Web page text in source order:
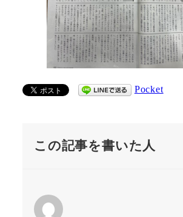
Pocket
この記事を書いた人